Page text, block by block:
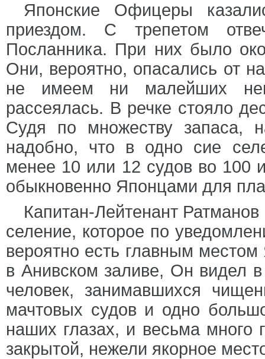
Японские Офицеры
приездом. С трепетом
Посланника. При них было
Они, вероятно, опасались от
не имеем ни малейших
рассеялась. В речке стояло
Судя по множеству запаса,
надобно, что в одно сие
менее 10 или 12 судов во 100
обыкновенно Японцами для
Капитан-Лейтенант
селение, которое по
вероятно есть главным
в Анивском заливе, Он видел
человек, занимавшихся
мачтовых судов и одно
наших глазах, и весьма много
закрытой, нежели якорное